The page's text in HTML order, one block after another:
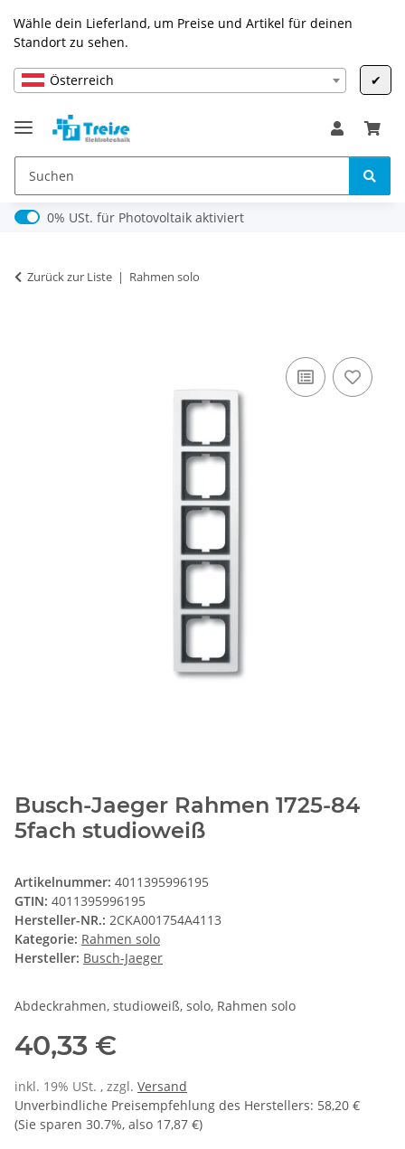
Wähle dein Lieferland, um Preise und Artikel für deinen
Standort zu sehen.
Österreich ✔
0% USt. für Photovoltaik (§ 12 Abs. 3 UStG)
0% USt. für Photovoltaik aktiviert
Zurück zur Liste Rahmen solo
Busch-Jaeger Rahmen 1725-84
5fach studioweiß
Artikelnummer: 4011395996195
GTIN: 4011395996195
Hersteller-NR.: 2CKA001754A4113
Kategorie: Rahmen solo
Hersteller: Busch-Jaeger
Abdeckrahmen, studioweiß, solo, Rahmen solo
40,33 €
inkl. 19% USt. , zzgl. Versand
Unverbindliche Preisempfehlung des Herstellers: 58,20 €
(Sie sparen 30.7%, also 17,87 €)